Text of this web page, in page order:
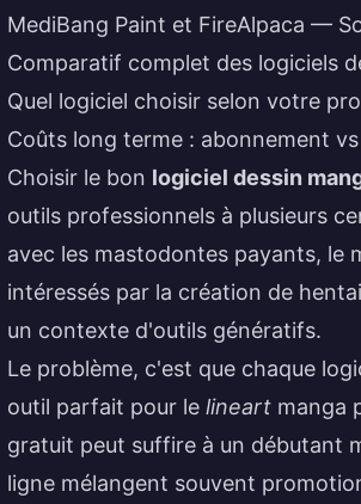
MediBang Paint et FireAlpaca —
Comparatif complet des logiciels
Quel logiciel choisir selon votre
Coûts long terme : abonnement
Choisir le bon logiciel dessin
outils professionnels à plusieurs
avec les mastodontes payants, le
intéressés par la création de
un contexte d'outils génératifs.
Le problème, c'est que chaque
outil parfait pour le lineart manga
gratuit peut suffire à un débutant
ligne mélangent souvent